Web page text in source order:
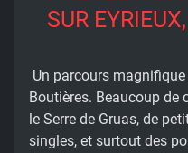
SUR
Un parcours
Boutières. Beaucoup
le Serre de Gruas, de
singles, et surtout des